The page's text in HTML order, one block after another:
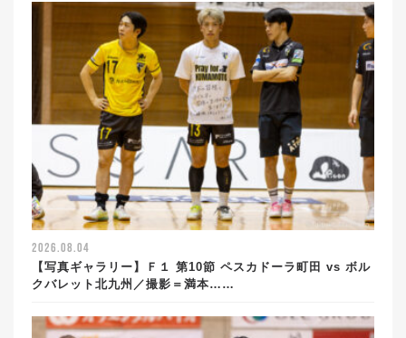
2026.08.04
【写真ギャラリー】Ｆ１ 第10節 ペスカドーラ町田 vs ボル
クバレット北九州／撮影＝満本……